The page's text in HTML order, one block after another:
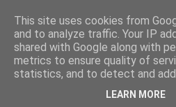
OSP
This site uses cookies from
and to analyze traffic. Your IP
shared with Google along with
metrics to ensure quality of
statistics, and to detect and
LEARN MORE